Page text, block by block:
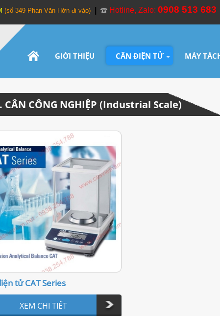
(số 349 Phan Văn Hớn đi vào) Hotline, Zalo: 0908 513 683
GIỚI THIỆU CÂN ĐIỆN TỬ MÁY
CÂN CÔNG NGHIỆP (Industrial Scale)
tử CAT Series
XEM CHI TIẾT